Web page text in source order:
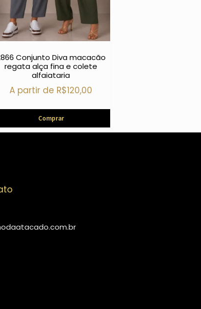
Conjunto Diva macacão
regata alça fina e colete
alfaiataria
A partir de R$120,00
Comprar